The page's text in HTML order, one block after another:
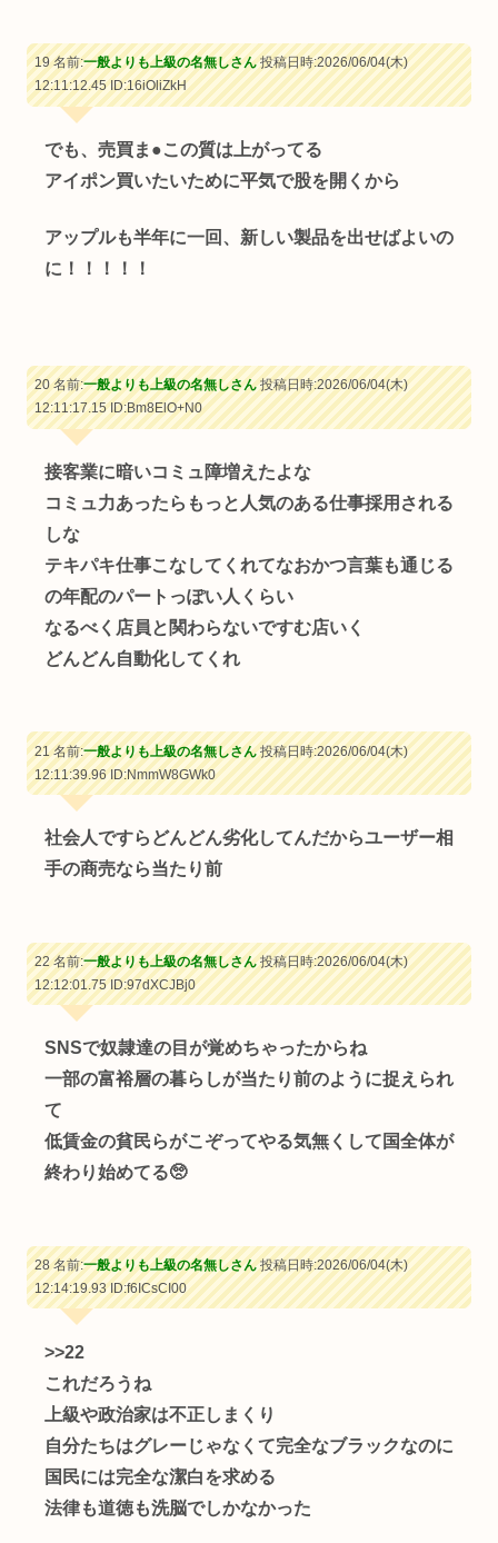
19 名前:一般よりも上級の名無しさん投稿日時:2026/06/04(木)
12:11:12.45ID:16iOliZkH
でも、売買ま●この質は上がってる
アイポン買いたいために平気で股を開くから
アップルも半年に一回、新しい製品を出せばよいの
に！！！！！
20 名前:一般よりも上級の名無しさん投稿日時:2026/06/04(木)
12:11:17.15ID:Bm8ElO+N0
接客業に暗いコミュ障増えたよな
コミュ力あったらもっと人気のある仕事採用される
しな
テキパキ仕事こなしてくれてなおかつ言葉も通じる
の年配のパートっぽい人くらい
なるべく店員と関わらないですむ店いく
どんどん自動化してくれ
21 名前:一般よりも上級の名無しさん投稿日時:2026/06/04(木)
12:11:39.96ID:NmmW8GWk0
社会人ですらどんどん劣化してんだからユーザー相
手の商売なら当たり前
22 名前:一般よりも上級の名無しさん投稿日時:2026/06/04(木)
12:12:01.75ID:97dXCJBj0
SNSで奴隷達の目が覚めちゃったからね
一部の富裕層の暮らしが当たり前のように捉えられ
て
低賃金の貧民らがこぞってやる気無くして国全体が
終わり始めてる🥺
28 名前:一般よりも上級の名無しさん投稿日時:2026/06/04(木)
12:14:19.93ID:f6ICsCI00
>>22
これだろうね
上級や政治家は不正しまくり
自分たちはグレーじゃなくて完全なブラックなのに
国民には完全な潔白を求める
法律も道徳も洗脳でしかなかった